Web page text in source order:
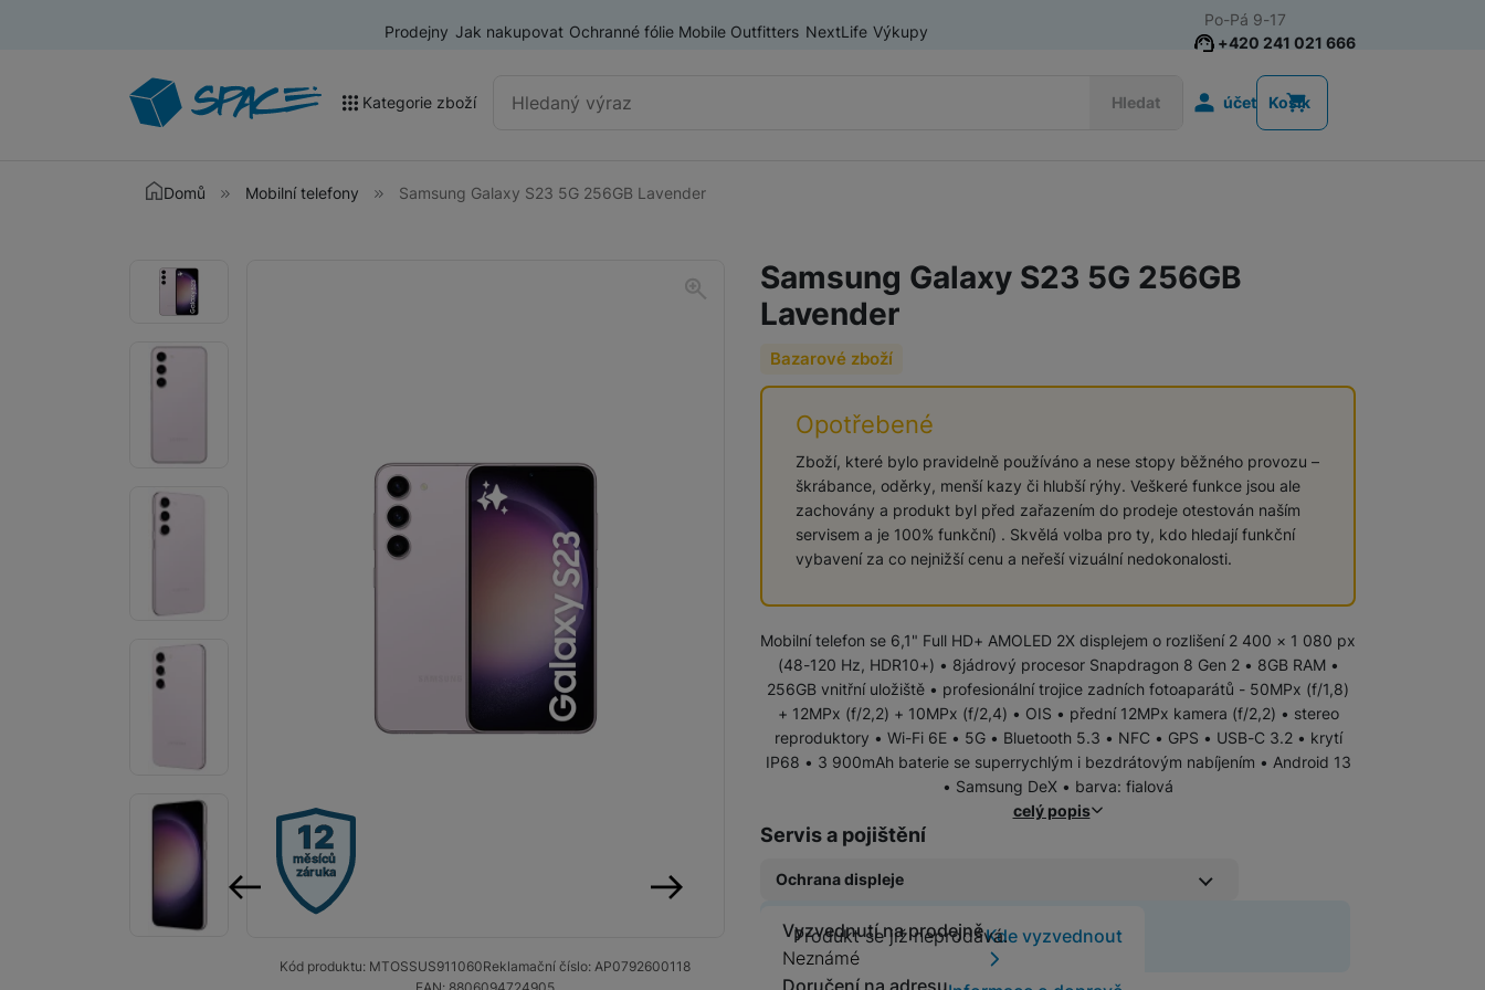
Prodejny Jak nakupovat Ochranné fólie Mobile Outfitters NextLife Výkupy
Vyhledávání Hledat
Kategorie zboží
Akce a výprodej
Doogee
Chytré telefony pro seniory
Odolné mobilní telefony
Levné telefony Samsung
Samsung Galaxy Z Flip
Samsung Galaxy Z Fold
Samsung Galaxy S
Samsung Galaxy A
Samsung Galaxy Xcover
Xiaomi Redmi
Xiaomi Redmi Note
iPhone
iPhone Air
Apple iPhone 16
Apple iPhone 15
Renewd iPhone
Nositelná elektronika
Televize
Dárkové poukázky iSpace
Vrácené zboží
+420 241 021 666
Po-Pá 9-17
Uživatelská
účet Košík
Domů Mobilní telefony Samsung Galaxy S23 5G 256GB Lavender
Samsung Galaxy S23 5G 256GB
Lavender
Bazarové zboží
Opotřebené
Zboží, které bylo pravidelně používáno a nese stopy běžného provozu –
škrábance, oděrky, menší kazy či hlubší rýhy. Veškeré funkce jsou ale
zachovány a produkt byl před zařazením do prodeje otestován naším
servisem a je 100% funkční) . Skvělá volba pro ty, kdo hledají funkční
vybavení za co nejnižší cenu a neřeší vizuální nedokonalosti.
Mobilní telefon se 6,1" Full HD+ AMOLED 2X displejem o rozlišení 2 400 × 1 080 px
(48-120 Hz, HDR10+) • 8jádrový procesor Snapdragon 8 Gen 2 • 8GB RAM •
256GB vnitřní uložiště • profesionální trojice zadních fotoaparátů - 50MPx (f/1,8)
+ 12MPx (f/2,2) + 10MPx (f/2,4) • OIS • přední 12MPx kamera (f/2,2) • stereo
reproduktory • Wi-Fi 6E • 5G • Bluetooth 5.3 • NFC • GPS • USB-C 3.2 • krytí
IP68 • 3 900mAh baterie se superrychlým i bezdrátovým nabíjením • Android 13
• Samsung DeX • barva: fialová
celý popis
Servis a pojištění
Ochrana displeje
Original Air
(Ultratenká ochrana
displeje)
Ochranná fólie Original Air je ultratenká a lehká jako pírko, přesto
Základní fólie
(Neviditelná ochrana
displeje)
Produkt se již neprodává.
Produkt se již neprodává.
Vyzvednutí na prodejně
Neznámé
Kde vyzvednout
předchozí
12
měsíců
záruka
Fotografie
Kód produktu: MTOSSUS911060Reklamační číslo: AP0792600118